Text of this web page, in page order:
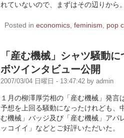
れていないので、まずはその辺りから。
Posted in economics feminism pop
「産む機械」シャツ騒動
ボツインタビュー公開
2007/03/04 日曜日 - 13:47:42 by admin
１月の柳澤厚労相の「産む機械」発言
予想を上回る騒動になったけれども、
む機械」バッジ及び「産む機械」アパ
ッコイイ」などとご好評いただいた。